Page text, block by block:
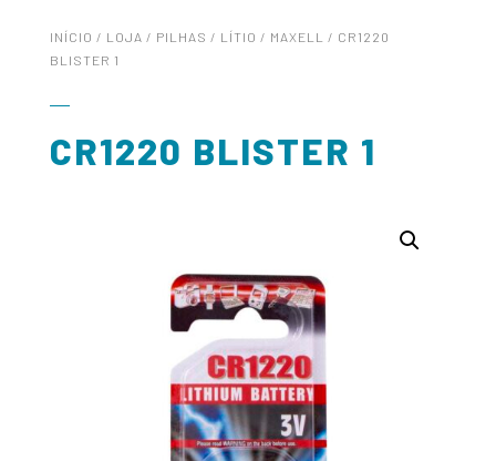
INÍCIO / LOJA / PILHAS / LÍTIO / MAXELL
/ CR1220
BLISTER 1
CR1220 BLISTER 1